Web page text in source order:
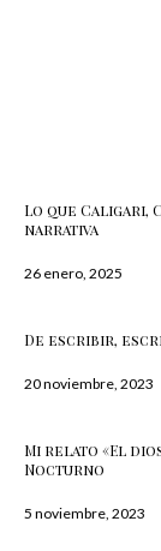
Lo que Caligari,
narrativa
26 enero, 2025
De escribir,
20 noviembre, 2023
Mi relato «El
Nocturno
5 noviembre, 2023